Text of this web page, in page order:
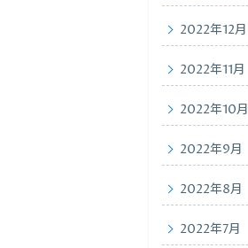
2022年12月
2022年11月
2022年10月
2022年9月
2022年8月
2022年7月